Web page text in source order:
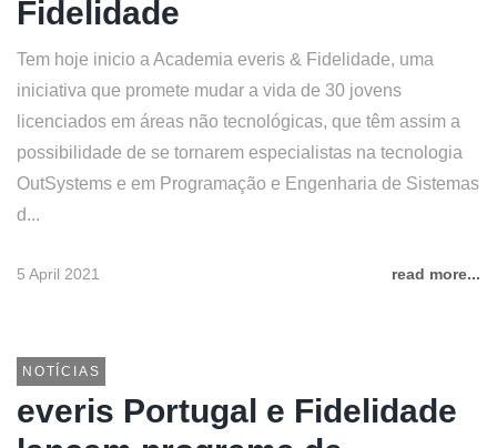
Fidelidade
Tem hoje inicio a Academia everis & Fidelidade, uma
iniciativa que promete mudar a vida de 30 jovens
licenciados em áreas não tecnológicas, que têm assim a
possibilidade de se tornarem especialistas na tecnologia
OutSystems e em Programação e Engenharia de Sistemas
d...
5 April 2021 read more...
NOTÍCIAS
everis Portugal e Fidelidade